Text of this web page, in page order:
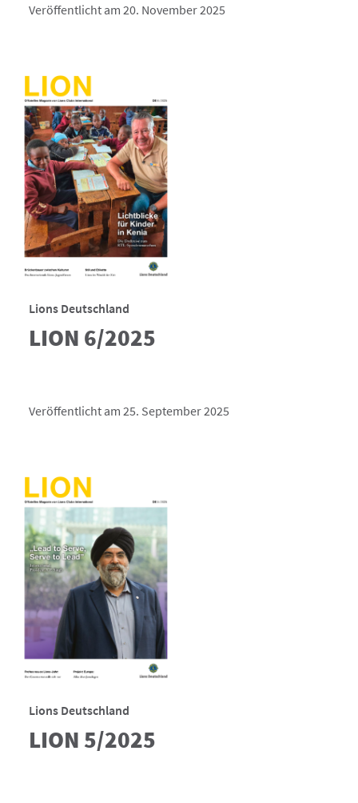
Veröffentlicht am 20. November 2025
Lions Deutschland
LION 6/2025
Veröffentlicht am 25. September 2025
Lions Deutschland
LION 5/2025